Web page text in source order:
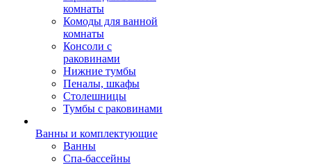
комнаты
Комоды для ванной
комнаты
Консоли с
раковинами
Нижние тумбы
Пеналы, шкафы
Столешницы
Тумбы с раковинами
Ванны и комплектующие
Ванны
Спа-бассейны